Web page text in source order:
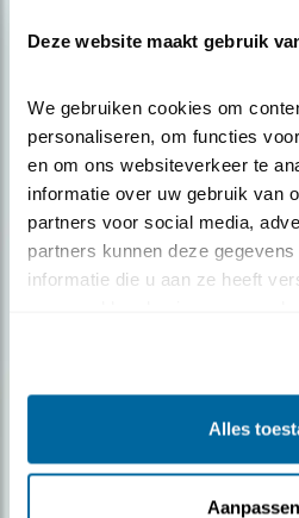
Deze website maakt gebruik
We gebruiken cookies om
personaliseren, om functies
en om ons websiteverkeer te
informatie over uw gebruik van
partners voor social media,
partners kunnen deze
informatie die u aan ze heeft
Alles
Aanpassen
Ontvang 5 x Vogels